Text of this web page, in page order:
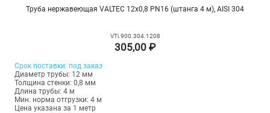
Труба нержавеющая VALTEC 12х0,8 PN16 (штанга 4 м), AISI 304
VTi.900.304.1208
305,00 ₽
Срок поставки: под заказ
Диаметр трубы: 12 мм
Толщина стенки: 0,8 мм
Длина трубы: 4 м
Мин. норма отгрузки: 4 м
Цена указана за 1 метр